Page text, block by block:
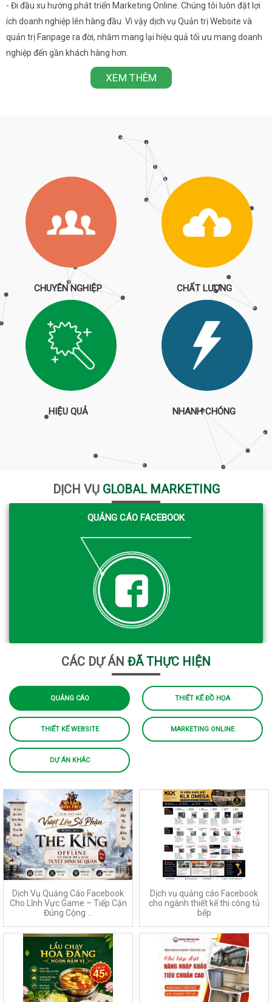
- Đi đầu xu hướng phát triển Marketing Online: Chúng tôi luôn đặt lợi
ích doanh nghiệp lên hàng đầu. Vì vậy dịch vụ Quản trị Website và
quản trị Fanpage ra đời, nhằm mang lại hiệu quả tối ưu mang doanh
nghiệp đến gần khách hàng hơn.
XEM THÊM
CHUYÊN NGHIỆP CHẤT LƯỢNG
HIỆU QUẢ NHANH CHÓNG
DỊCH VỤGLOBAL MARKETING
QUẢNG CÁO FACEBOOK
CÁC DỰ ÁN ĐÃ THỰC HIỆN
QUẢNG CÁO THIẾT KẾ ĐỒ HỌA
THIẾT KẾ WEBSITE MARKETING ONLINE
DỰ ÁN KHÁC
Dịch Vụ Quảng Cáo Facebook
Cho Lĩnh Vực Game – Tiếp Cận
Đúng Cộng ...
Dịch vụ quảng cáo Facebook
cho ngành thiết kế thi công tủ
bếp